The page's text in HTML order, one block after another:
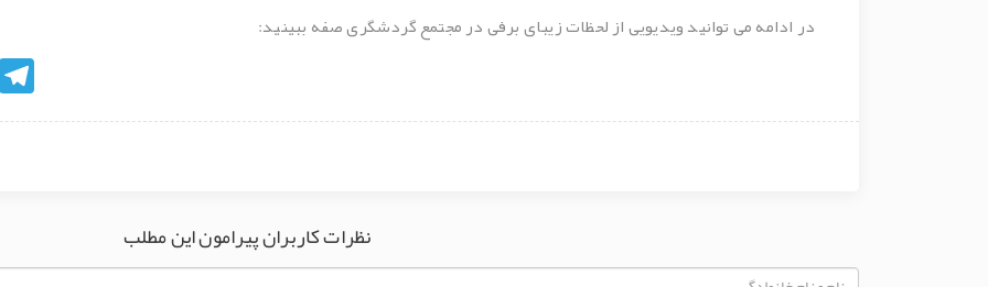
در ادامه می توانید ویدیویی از لحظات زیبای برفی در مجتمع گردشگری صفه ببینید:
نظرات کاربران پیرامون این مطلب